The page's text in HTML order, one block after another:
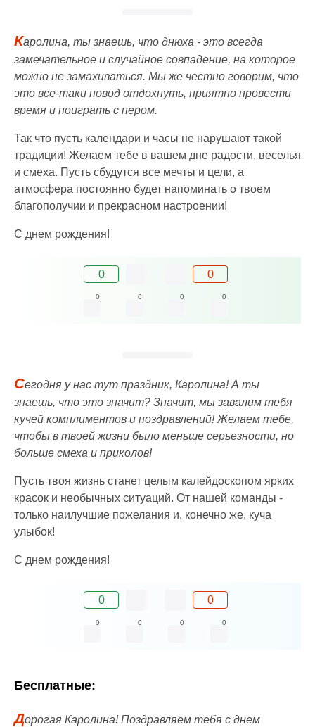
Каролина, ты знаешь, что днюха - это всегда
замечательное и случайное совпадение, на которое
можно не замахиваться. Мы же честно говорим, что
это все-таки повод отдохнуть, приятно провести
время и поиграть с пером.
Так что пусть календари и часы не нарушают такой
традиции! Желаем тебе в вашем дне радости, веселья
и смеха. Пусть сбудутся все мечты и цели, а
атмосфера постоянно будет напоминать о твоем
благополучии и прекрасном настроении!
С днем рождения!
0 0
0 0 0 0
Сегодня у нас тут праздник, Каролина! А ты
знаешь, что это значит? Значит, мы завалим тебя
кучей комплиментов и поздравлений! Желаем тебе,
чтобы в твоей жизни было меньше серьезности, но
больше смеха и приколов!
Пусть твоя жизнь станет целым калейдоскопом ярких
красок и необычных ситуаций. От нашей команды -
только наилучшие пожелания и, конечно же, куча
улыбок!
С днем рождения!
0 0
0 0 0 0
Бесплатные:
Дорогая Каролина! Поздравляем тебя с днем